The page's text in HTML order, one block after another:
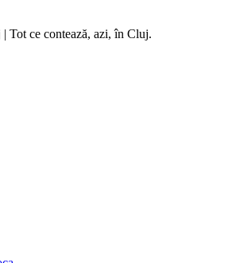
Tot ce contează, azi, în Cluj.